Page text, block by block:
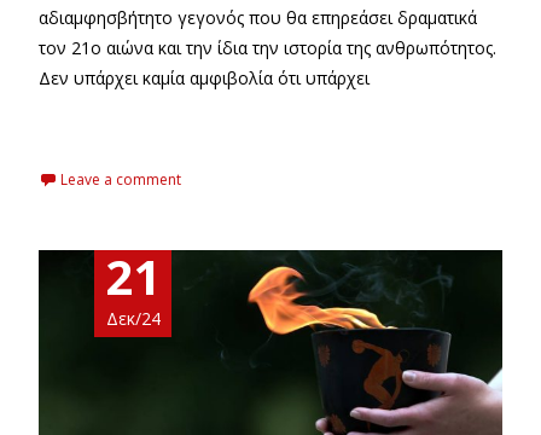
αδιαμφησβήτητο γεγονός που θα επηρεάσει δραματικά
τον 21ο αιώνα και την ίδια την ιστορία της ανθρωπότητος.
Δεν υπάρχει καμία αμφιβολία ότι υπάρχει
Leave a comment
21
Δεκ/24